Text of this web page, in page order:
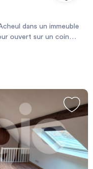
dans un immeuble
ouvert sur un coin
une salle de
individuel. Ce bien
la kitchenette.
disponibles sur le site